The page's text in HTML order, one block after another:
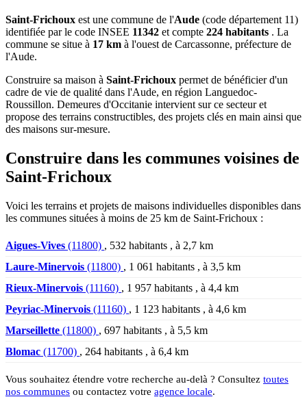
Saint-Frichoux est une commune de l'Aude (code département 11)
identifiée par le code INSEE 11342 et compte 224 habitants . La
commune se situe à 17 km à l'ouest de Carcassonne, préfecture de
l'Aude.
Construire sa maison à Saint-Frichoux permet de bénéficier d'un
cadre de vie de qualité dans l'Aude, en région Languedoc-
Roussillon. Demeures d'Occitanie intervient sur ce secteur et
propose des terrains constructibles, des projets clés en main ainsi que
des maisons sur-mesure.
Construire dans les communes voisines de
Saint-Frichoux
Voici les terrains et projets de maisons individuelles disponibles dans
les communes situées à moins de 25 km de Saint-Frichoux :
Aigues-Vives (11800) , 532 habitants , à 2,7 km
Laure-Minervois (11800) , 1 061 habitants , à 3,5 km
Rieux-Minervois (11160) , 1 957 habitants , à 4,4 km
Peyriac-Minervois (11160) , 1 123 habitants , à 4,6 km
Marseillette (11800) , 697 habitants , à 5,5 km
Blomac (11700) , 264 habitants , à 6,4 km
Vous souhaitez étendre votre recherche au-delà ? Consultez toutes
nos communes ou contactez votre agence locale.